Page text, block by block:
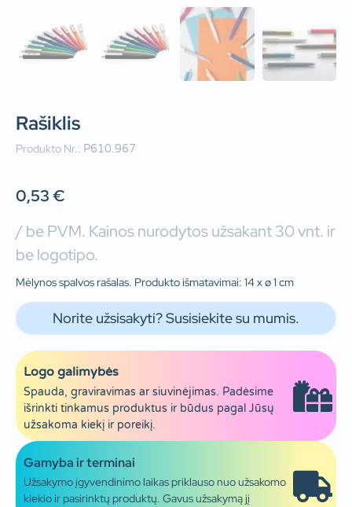
Rašiklis
Produkto Nr.: P610.967
0,53€
/ be PVM. Kainos nurodytos užsakant 30 vnt. ir
be logotipo.
Mėlynos spalvos rašalas. Produkto išmatavimai: 14 x ø 1 cm
Norite užsisakyti? Susisiekite su mumis.
Logo galimybės
Spauda, graviravimas ar siuvinėjimas. Padėsime
išrinkti tinkamus produktus ir būdus pagal Jūsų
užsakoma kiekį ir poreikį.
Gamyba ir terminai
Užsakymo įgyvendinimo laikas priklauso nuo užsakomo
kiekio ir pasirinktų produktų. Gavus užsakymą jį